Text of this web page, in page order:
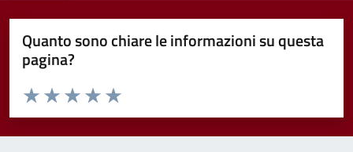
Quanto sono chiare le informazioni su questa
pagina?
Valuta da 1 a 5 stelle la pagina
Valuta 5 stelle su 5
Valuta 4 stelle su 5
Valuta 3 stelle su 5
Valuta 2 stelle su 5
Valuta 1 stelle su 5